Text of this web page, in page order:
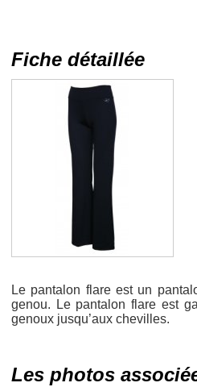
Fiche détaillée
Le pantalon flare est un
genou. Le pantalon flare est
genoux jusqu’aux chevilles.
Les photos